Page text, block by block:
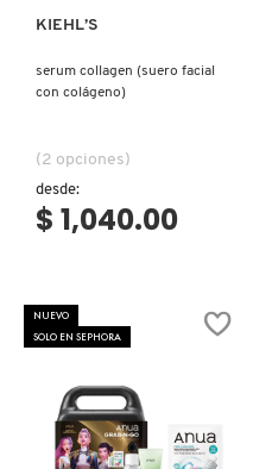
VERSACE
KIEHL’S
serum collagen (suero facial
con colágeno)
(2 opciones)
desde:
$ 1,040.00
NUEVO
SOLO EN SEPHORA